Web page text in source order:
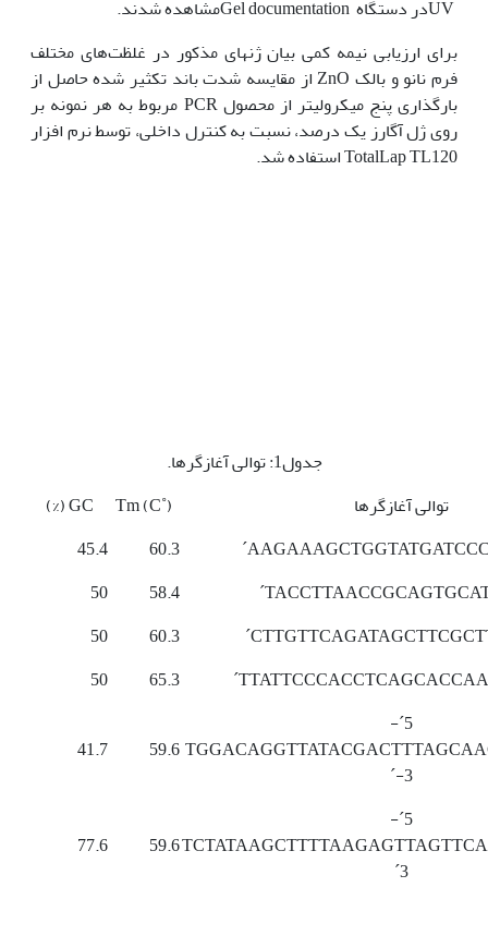
برای ارزیابی نیمه کمی بیان ژن­های مذکور در غلظت‌های مختلف
فرم نانو و بالک ZnO از مقایسه شدت باند تکثیر شده حاصل از
بارگذاری پنج میکرولیتر از محصول PCR مربوط به هر نمونه بر
روی ژل آگارز یک درصد، نسبت به کنترل داخلی، توسط نرم افزار
TotalLap TL120 استفاده شد.
جدول1: توالی آغازگرها.
GC (%)
Tm (C˚)
توالی آغازگرها
45.4
60.3
50
58.4
50
60.3
50
65.3
41.7 59.6
5ˊ-
-3ˊ
77.6 59.6
5ˊ-
3ˊ